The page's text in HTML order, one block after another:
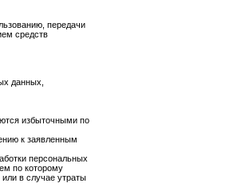
передачи
средств
данных,
избыточными по
к заявленным
персональных
по которому
в случае утраты